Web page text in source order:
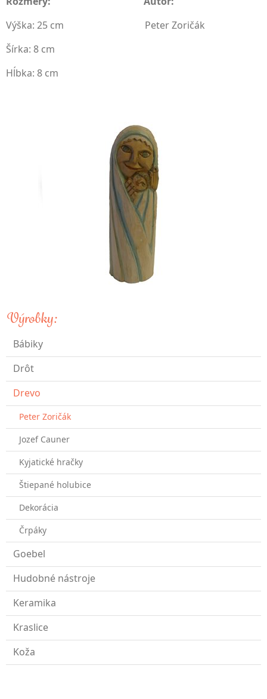
Výška: 25 cm Peter Zoričák
Šírka: 8 cm
Hĺbka: 8 cm
Výrobky:
Bábiky
Drôt
Drevo
Peter Zoričák
Jozef Cauner
Kyjatické hračky
Štiepané holubice
Dekorácia
Črpáky
Goebel
Hudobné nástroje
Keramika
Kraslice
Koža